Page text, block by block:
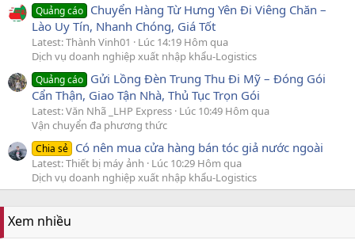
Quảng cáo Chuyển Hàng Từ Hưng Yên Đi Viêng Chăn –
Lào Uy Tín, Nhanh Chóng, Giá Tốt
Latest: Thành Vinh01
Lúc 14:19 Hôm qua
Dịch vụ doanh nghiệp xuất nhập khẩu-Logistics
Quảng cáo Gửi Lồng Đèn Trung Thu Đi Mỹ – Đóng Gói
Cẩn Thận, Giao Tận Nhà, Thủ Tục Trọn Gói
Latest: Văn Nhã _LHP Express Lúc 10:49 Hôm qua
Vận chuyển đa phương thức
Chia sẻ Có nên mua cửa hàng bán tóc giả nước ngoài
Latest: Thiết bị máy ảnh
Lúc 10:29 Hôm qua
Dịch vụ doanh nghiệp xuất nhập khẩu-Logistics
Xem nhiều